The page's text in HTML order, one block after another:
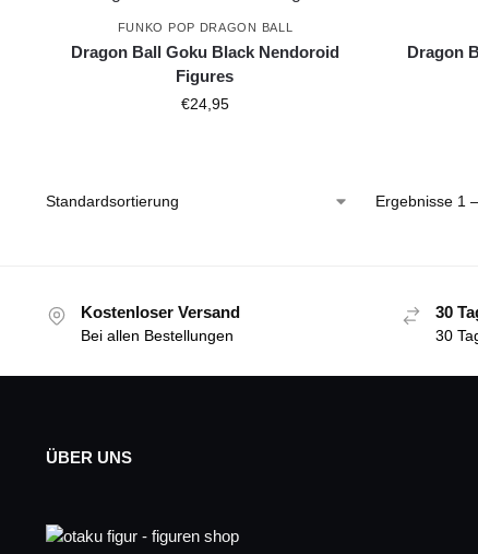
FUNKO POP DRAGON BALL
Dragon Ball Goku Black Nendoroid
Figures
€24,95
Dragon
Ergebnisse 1
Kostenloser Versand
Bei allen Bestellungen
30
30
ÜBER UNS